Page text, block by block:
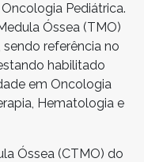
Pediátrica.
Óssea (TMO)
referência no
habilitado
em Oncologia
Hematologia e
Óssea (CTMO) do